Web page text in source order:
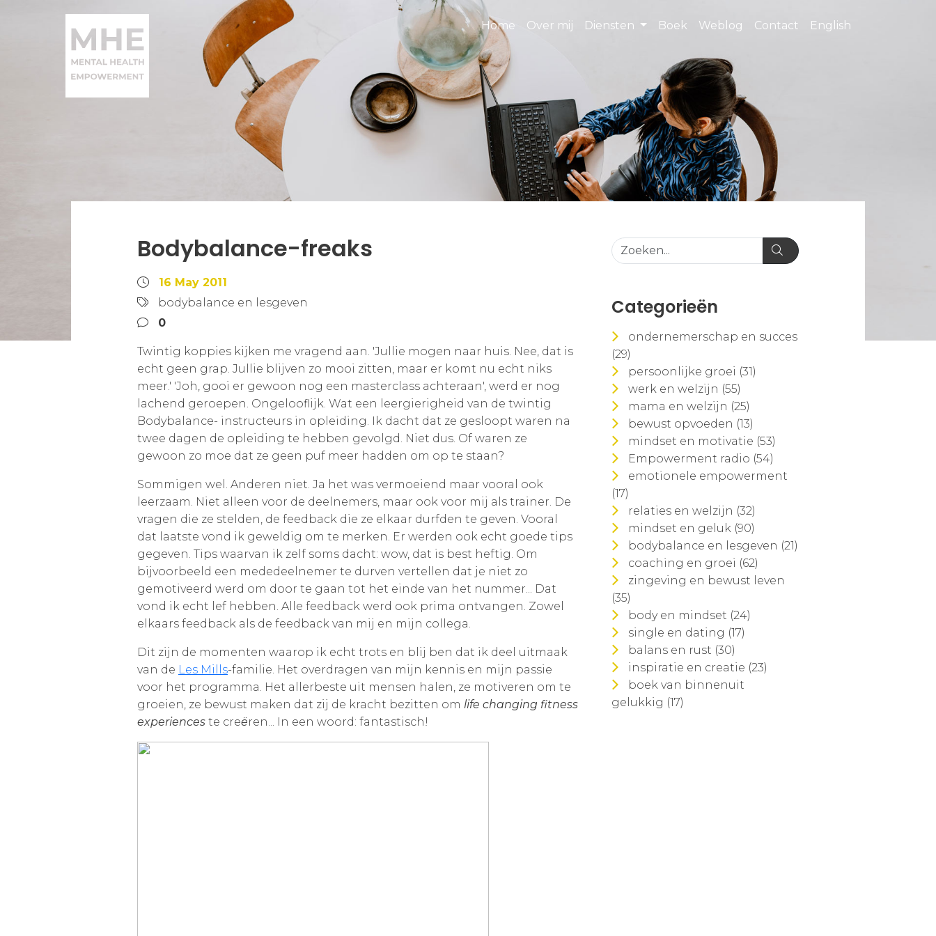
Home Over mij Diensten Boek Weblog Contact English
Bodybalance-freaks
16 May 2011
bodybalance en lesgeven
0
Twintig koppies kijken me vragend aan. 'Jullie mogen naar huis. Nee, dat is
echt geen grap. Jullie blijven zo mooi zitten, maar er komt nu echt niks
meer.' 'Joh, gooi er gewoon nog een masterclass achteraan', werd er nog
lachend geroepen. Ongelooflijk. Wat een leergierigheid van de twintig
Bodybalance- instructeurs in opleiding. Ik dacht dat ze gesloopt waren na
twee dagen de opleiding te hebben gevolgd. Niet dus. Of waren ze
gewoon zo moe dat ze geen puf meer hadden om op te staan?
Sommigen wel. Anderen niet. Ja het was vermoeiend maar vooral ook
leerzaam. Niet alleen voor de deelnemers, maar ook voor mij als trainer. De
vragen die ze stelden, de feedback die ze elkaar durfden te geven. Vooral
dat laatste vond ik geweldig om te merken. Er werden ook echt goede tips
gegeven. Tips waarvan ik zelf soms dacht: wow, dat is best heftig. Om
bijvoorbeeld een mededeelnemer te durven vertellen dat je niet zo
gemotiveerd werd om door te gaan tot het einde van het nummer... Dat
vond ik echt lef hebben. Alle feedback werd ook prima ontvangen. Zowel
elkaars feedback als de feedback van mij en mijn collega.
Dit zijn de momenten waarop ik echt trots en blij ben dat ik deel uitmaak
van de Les Mills-familie. Het overdragen van mijn kennis en mijn passie
voor het programma. Het allerbeste uit mensen halen, ze motiveren om te
groeien, ze bewust maken dat zij de kracht bezitten om life changing fitness
experiences te creëren... In een woord: fantastisch!
Categorieën
ondernemerschap en succes
(29)
persoonlijke groei (31)
werk en welzijn (55)
mama en welzijn (25)
bewust opvoeden (13)
mindset en motivatie (53)
Empowerment radio (54)
emotionele empowerment
(17)
relaties en welzijn (32)
mindset en geluk (90)
bodybalance en lesgeven (21)
coaching en groei (62)
zingeving en bewust leven
(35)
body en mindset (24)
single en dating (17)
balans en rust (30)
inspiratie en creatie (23)
boek van binnenuit
gelukkig (17)